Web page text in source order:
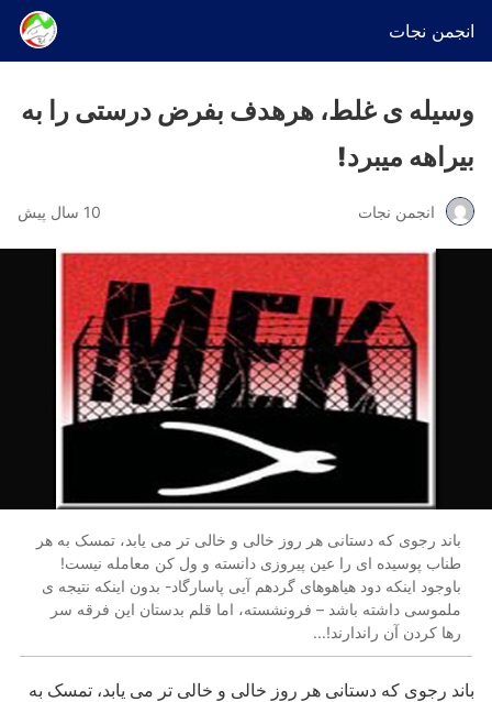
انجمن نجات
وسیله ی غلط، هرهدف بفرض درستی را به
بیراهه میبرد!
انجمن نجات 10 سال پیش
باند رجوی که دستانی هر روز خالی و خالی تر می یابد، تمسک به هر
طناب پوسیده ای را عین پیروزی دانسته و ول کن معامله نیست!
باوجود اینکه دود هیاهوهای گردهم آیی پاسارگاد- بدون اینکه نتیجه ی
ملموسی داشته باشد – فرونشسته، اما قلم بدستان این فرقه سر
رها کردن آن راندارند!...
باند رجوی که دستانی هر روز خالی و خالی تر می یابد، تمسک به